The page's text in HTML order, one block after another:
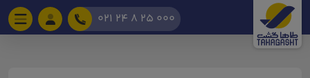
021 24 8 25 000